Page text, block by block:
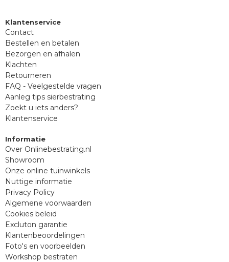
Klantenservice
Contact
Bestellen en betalen
Bezorgen en afhalen
Klachten
Retourneren
FAQ - Veelgestelde vragen
Aanleg tips sierbestrating
Zoekt u iets anders?
Klantenservice
Informatie
Over Onlinebestrating.nl
Showroom
Onze online tuinwinkels
Nuttige informatie
Privacy Policy
Algemene voorwaarden
Cookies beleid
Excluton garantie
Klantenbeoordelingen
Foto's en voorbeelden
Workshop bestraten